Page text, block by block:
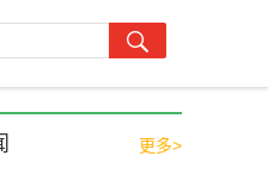
更多>